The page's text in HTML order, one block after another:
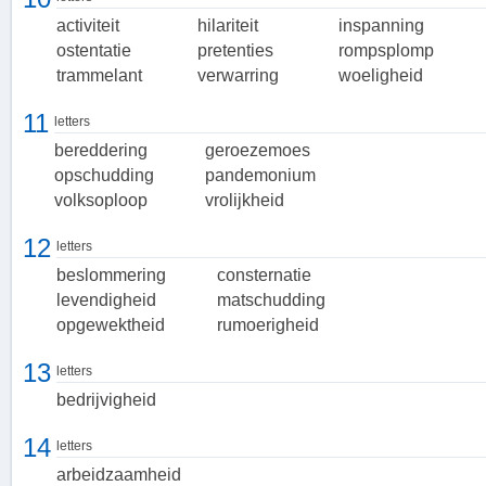
activiteit hilariteit
inspanning
ostentatie
pretenties
rompsplomp
trammelant
verwarring woeligheid
11 letters
bereddering
geroezemoes
opschudding
pandemonium
volksoploop
vrolijkheid
12 letters
beslommering
consternatie
levendigheid
matschudding
opgewektheid
rumoerigheid
13 letters
bedrijvigheid
14 letters
arbeidzaamheid